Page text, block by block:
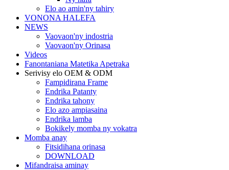
Elo ao amin'ny tahiry
VONONA HALEFA
NEWS
Vaovaon'ny indostria
Vaovaon'ny Orinasa
Videos
Fanontaniana Matetika Apetraka
Serivisy elo OEM & ODM
Fampidirana Frame
Endrika Patanty
Endrika tahony
Elo azo ampiasaina
Endrika lamba
Bokikely momba ny vokatra
Momba anay
Fitsidihana orinasa
DOWNLOAD
Mifandraisa aminay